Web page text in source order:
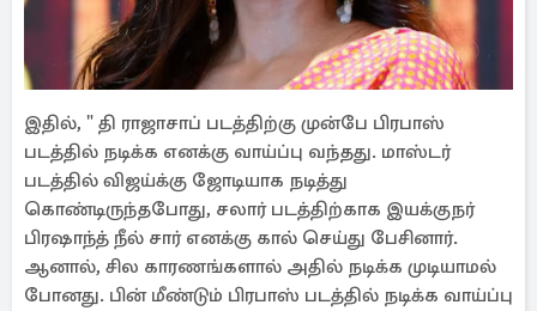
இதில், " தி ராஜாசாப் படத்திற்கு முன்பே பிரபாஸ்
படத்தில் நடிக்க எனக்கு வாய்ப்பு வந்தது. மாஸ்டர்
படத்தில் விஜய்க்கு ஜோடியாக நடித்து
கொண்டிருந்தபோது, சலார் படத்திற்காக இயக்குநர்
பிரஷாந்த் நீல் சார் எனக்கு கால் செய்து பேசினார்.
ஆனால், சில காரணங்களால் அதில் நடிக்க முடியாமல்
போனது. பின் மீண்டும் பிரபாஸ் படத்தில் நடிக்க வாய்ப்பு